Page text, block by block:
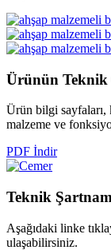
Ürünün Teknik
Ürün bilgi
malzeme ve
PDF İndir
Teknik
Aşağıdaki linke
ulaşabilirsiniz.